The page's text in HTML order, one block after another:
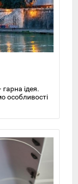
ідея.
особливості